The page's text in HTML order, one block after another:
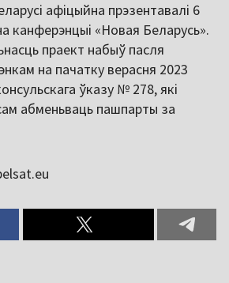
афіцыйна прэзентавалі 6
канферэнцыі «Новая Беларусь».
праект набыў пасля
на пачатку верасня 2023
ўказу № 278, які
абменьваць пашпарты за